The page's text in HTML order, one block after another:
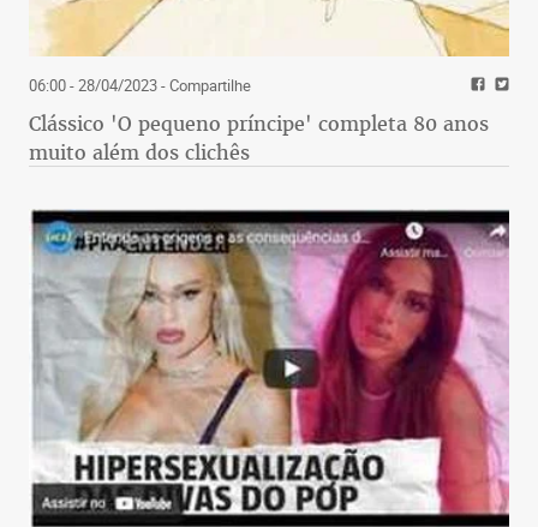
06:00 - 28/04/2023- Compartilhe
Clássico 'O pequeno príncipe' completa 80 anos
muito além dos clichês